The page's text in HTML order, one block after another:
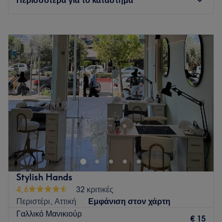
Τρίτη
10:00
21:00
Τετάρτη
10:00–
21:00
Πέμπτη
10:00
21:00
Παρασκευή
10:00–
21:00
Σάββατο
10:00 –16:00
Κυριακή
Κλειστό
Go to venue
Stylish Hands
4,6
32 κριτικές
Περιστέρι, Αττική
Εμφάνιση στον χάρτη
Γαλλικό Μανικιούρ
€ 15